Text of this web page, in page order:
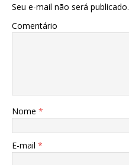
Seu e-mail não será publicado.
Comentário
Nome *
E-mail *